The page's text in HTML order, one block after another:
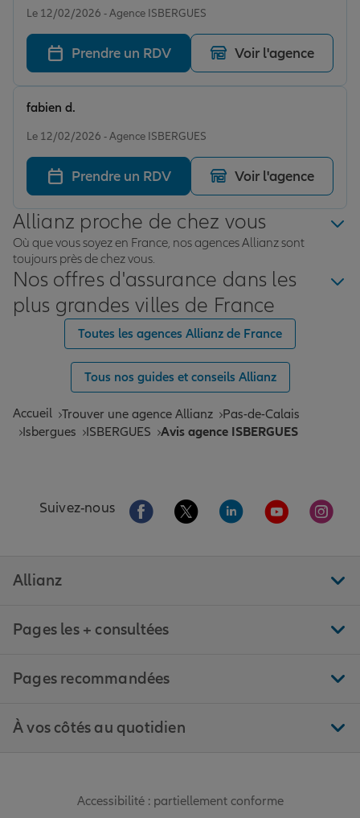
Le 12/02/2026 - Agence ISBERGUES
Prendre un RDV Voir l'agence
Le 12/02/2026 - Agence ISBERGUES
fabien d.
Prendre un RDV Voir l'agence
Allianz proche de chez vous
Où que vous soyez en France, nos agences Allianz sont
toujours près de chez vous.
Nos offres d'assurance dans les
plus grandes villes de France
Toutes les agences Allianz de France
Tous nos guides et conseils Allianz
Accueil Trouver une agence Allianz
Pas-de-Calais
Isbergues
ISBERGUES Avis agence ISBERGUES
Suivez-nous Aller sur la page Facebook de Allianz
Aller sur la page Twitter de
Aller sur la page
Aller sur la
Aller
Allianz
Pages les + consultées
Pages recommandées
À vos côtés au quotidien
Accessibilité : partiellement conforme